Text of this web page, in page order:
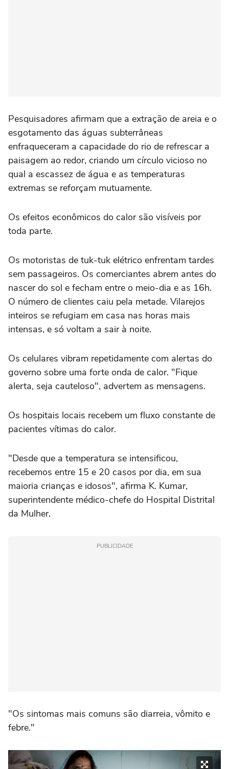
Pesquisadores afirmam que a extração de areia e o
esgotamento das águas subterrâneas
enfraqueceram a capacidade do rio de refrescar a
paisagem ao redor, criando um círculo vicioso no
qual a escassez de água e as temperaturas
extremas se reforçam mutuamente.
Os efeitos econômicos do calor são visíveis por
toda parte.
Os motoristas de tuk-tuk elétrico enfrentam tardes
sem passageiros. Os comerciantes abrem antes do
nascer do sol e fecham entre o meio-dia e as 16h.
O número de clientes caiu pela metade. Vilarejos
inteiros se refugiam em casa nas horas mais
intensas, e só voltam a sair à noite.
Os celulares vibram repetidamente com alertas do
governo sobre uma forte onda de calor. "Fique
alerta, seja cauteloso", advertem as mensagens.
Os hospitais locais recebem um fluxo constante de
pacientes vítimas do calor.
"Desde que a temperatura se intensificou,
recebemos entre 15 e 20 casos por dia, em sua
maioria crianças e idosos", afirma K. Kumar,
superintendente médico-chefe do Hospital Distrital
da Mulher.
PUBLICIDADE
"Os sintomas mais comuns são diarreia, vômito e
febre."